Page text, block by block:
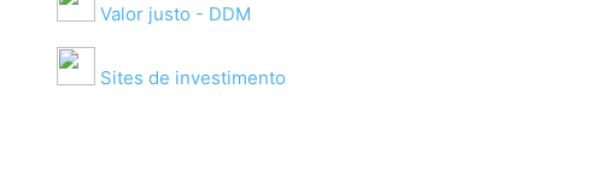
Valor justo - DDM
Sites de investimento